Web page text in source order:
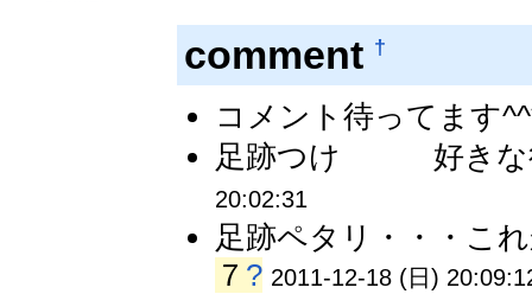
comment †
コメント待ってます
足跡つけ 好きな役
20:02:31
足跡ペタリ・・・こ
７ ? 2011-12-18 (日)